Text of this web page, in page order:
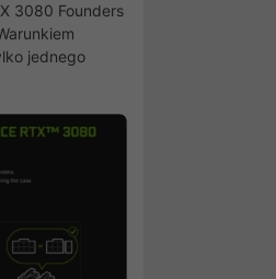
3080 Founders
jednego